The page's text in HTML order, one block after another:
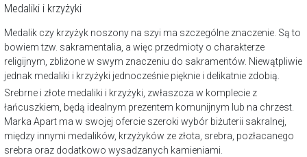
Medaliki i krzyżyki
Medalik czy krzyżyk noszony na szyi ma szczególne znaczenie. Są to
bowiem tzw. sakramentalia, a więc przedmioty o charakterze
religijnym, zbliżone w swym znaczeniu do sakramentów. Niewątpliwie
jednak medaliki i krzyżyki jednocześnie pięknie i delikatnie zdobią.
Srebrne i złote medaliki i krzyżyki, zwłaszcza w komplecie z
łańcuszkiem, będą idealnym prezentem komunijnym lub na chrzest.
Marka Apart ma w swojej ofercie szeroki wybór biżuterii sakralnej,
między innymi medalików, krzyżyków ze złota, srebra, pozłacanego
srebra oraz dodatkowo wysadzanych kamieniami.